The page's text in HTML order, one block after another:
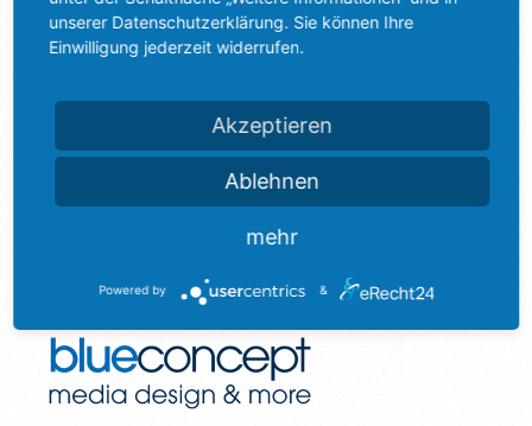
20. April 2023
unserer Datenschutzerklärung. Sie können Ihre
Einwilligung jederzeit widerrufen.
Akzeptieren
Ablehnen
mehr
Powered by &